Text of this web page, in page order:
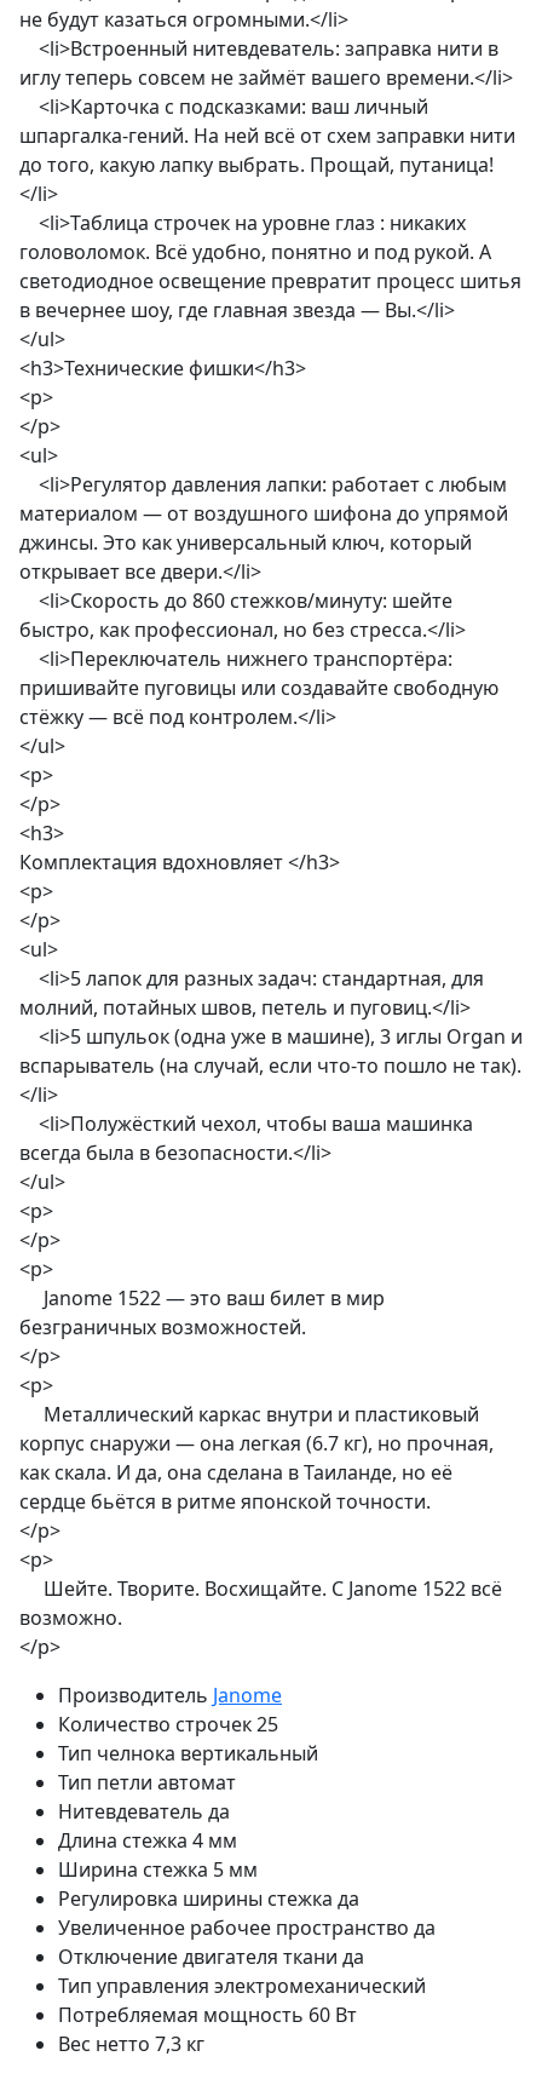
не будут казаться огромными.</li>
<li>Встроенный нитевдеватель: заправка нити в
иглу теперь совсем не займёт вашего времени.</li>
<li>Карточка с подсказками: ваш личный
шпаргалка-гений. На ней всё от схем заправки нити
до того, какую лапку выбрать. Прощай, путаница!
</li>
<li>Таблица строчек на уровне глаз : никаких
головоломок. Всё удобно, понятно и под рукой. А
светодиодное освещение превратит процесс шитья
в вечернее шоу, где главная звезда — Вы.</li>
</ul>
<h3>Технические фишки</h3>
<p>
</p>
<ul>
<li>Регулятор давления лапки: работает с любым
материалом — от воздушного шифона до упрямой
джинсы. Это как универсальный ключ, который
открывает все двери.</li>
<li>Скорость до 860 стежков/минуту: шейте
быстро, как профессионал, но без стресса.</li>
<li>Переключатель нижнего транспортёра:
пришивайте пуговицы или создавайте свободную
стёжку — всё под контролем.</li>
</ul>
<p>
</p>
<h3>
Комплектация вдохновляет </h3>
<p>
</p>
<ul>
<li>5 лапок для разных задач: стандартная, для
молний, потайных швов, петель и пуговиц.</li>
<li>5 шпульок (одна уже в машине), 3 иглы Organ и
вспарыватель (на случай, если что-то пошло не так).
</li>
<li>Полужёсткий чехол, чтобы ваша машинка
всегда была в безопасности.</li>
</ul>
<p>
</p>
<p>
Janome 1522 — это ваш билет в мир
безграничных возможностей.
</p>
<p>
Металлический каркас внутри и пластиковый
корпус снаружи — она легкая (6.7 кг), но прочная,
как скала. И да, она сделана в Таиланде, но её
сердце бьётся в ритме японской точности.
</p>
<p>
Шейте. Творите. Восхищайте. С Janome 1522 всё
возможно.
</p>
Производитель Janome
Количество строчек25
Тип челнока вертикальный
Тип петли автомат
Нитевдеватель да
Длина стежка 4 мм
Ширина стежка 5 мм
Регулировка ширины стежка да
Увеличенное рабочее пространство да
Отключение двигателя ткани да
Тип управления электромеханический
Потребляемая мощность 60 Вт
Вес нетто 7,3 кг